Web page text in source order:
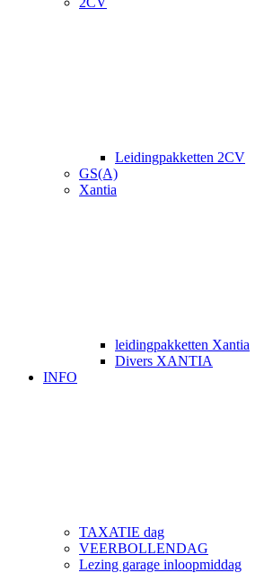
Leidingpakketten 2CV
GS(A)
Xantia
leidingpakketten Xantia
Divers XANTIA
INFO
TAXATIE dag
VEERBOLLENDAG
Lezing garage inloopmiddag